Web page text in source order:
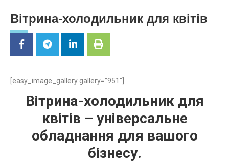
Вітрина-холодильник для квітів
[easy_image_gallery gallery=”951″]
Вітрина-холодильник для
квітів – універсальне
обладнання для вашого
бізнесу.